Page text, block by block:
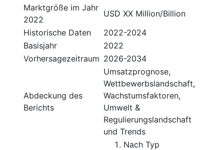
Marktgröße im Jahr
2022
USD XX Million/Billion
Historische Daten
2022-2024
Basisjahr
2022
Vorhersagezeitraum 2026-2034
Abdeckung des
Berichts
Umsatzprognose,
Wettbewerbslandschaft,
Wachstumsfaktoren,
Umwelt &
Regulierungslandschaft
und Trends
Nach Typ